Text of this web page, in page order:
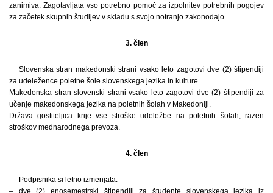
zanimiva. Zagotavljata vso potrebno pomoč za izpolnitev potrebnih pogojev
za začetek skupnih študijev v skladu s svojo notranjo zakonodajo.
3. člen
Slovenska stran makedonski strani vsako leto zagotovi dve (2) štipendiji
za udeležence poletne šole slovenskega jezika in kulture.
Makedonska stran slovenski strani vsako leto zagotovi dve (2) štipendiji za
učenje makedonskega jezika na poletnih šolah v Makedoniji.
Država gostiteljica krije vse stroške udeležbe na poletnih šolah, razen
stroškov mednarodnega prevoza.
4. člen
Podpisnika si letno izmenjata:
– dve (2) enosemestrski štipendiji za študente slovenskega jezika iz